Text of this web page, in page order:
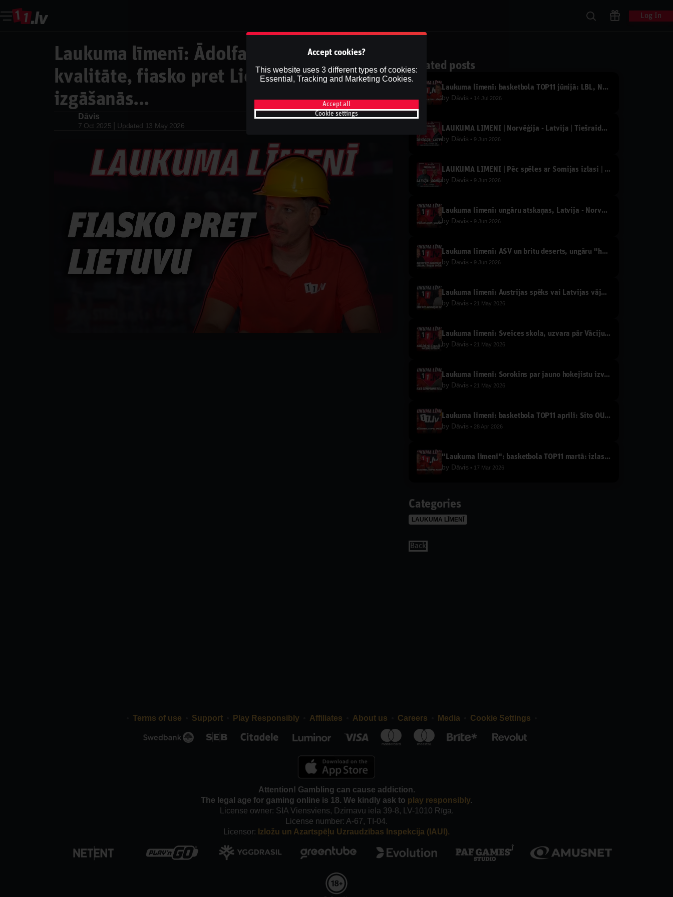
Log In
Laukuma līmenī: Ādolfa "divnieki", KP
kvalitāte, fiasko pret Lietuvu, serbu
izgāšanās...
Dāvis
7 Oct 2025 Updated 13 May 2026
Related posts
Laukuma līmenī: basketbola TOP11 jūnijā: LBL, NBA, Eirolīga, izlase un 3x3 zelta puisēni
by Dāvis 14 Jul 2026
LAUKUMA LĪMENĪ | Norvēģija - Latvija | Tiešraide ar Jāni Celmiņu un Oļegu Sorokinu
by Dāvis 9 Jun 2026
LAUKUMA LĪMENĪ | Pēc spēles ar Somijas izlasi | Tiešraide ar Jāni Celmiņu un Oļegu Sorokinu
by Dāvis 9 Jun 2026
Laukuma līmenī: ungāru atskaņas, Latvija - Norvēģija un citu 1/4 finālu prognozes
by Dāvis 9 Jun 2026
Laukuma līmenī: ASV un britu deserts, ungāru "handbols" un "ūdenspolo"
by Dāvis 9 Jun 2026
Laukuma līmenī: Austrijas spēks vai Latvijas vājums, 1-3-1, turnīra tabula un prognozes
by Dāvis 21 May 2026
Laukuma līmenī: Šveices skola, uzvara pār Vāciju, ripa neslīd, kurš iemetīs pret Austriju?
by Dāvis 21 May 2026
Laukuma līmenī: Sorokins par jauno hokejistu izvēlēm, U18 sasniegumu un lielo izlasi
by Dāvis 21 May 2026
Laukuma līmenī: basketbola TOP11 aprīlī: Sito OUT, pavasaris NBA, LBL un Eirolīgā, SMS Jaunupam
by Dāvis 28 Apr 2026
"Laukuma līmenī": basketbola TOP11 martā: izlase pret poļiem, Ādolfa pulveris, Karalis Rodions
by Dāvis 17 Mar 2026
Categories
LAUKUMA LĪMENĪ
Back
Terms of use Support Play Responsibly Affiliates About us Careers Media Cookie Settings
Attention! Gambling can cause addiction.
The legal age for gaming online is 18. We kindly ask to play responsibly.
License owner: SIA Viensviens, Dzirnavu iela 39-8, LV-1010 Rīga.
License number: A-67, TI-04.
Licensor: Izložu un Azartspēļu Uzraudzības Inspekcija (IAUI).
Accept cookies?
This website uses 3 different types of cookies:
Essential, Tracking and Marketing Cookies.
Accept all
Cookie settings